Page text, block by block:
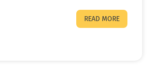
READ MORE